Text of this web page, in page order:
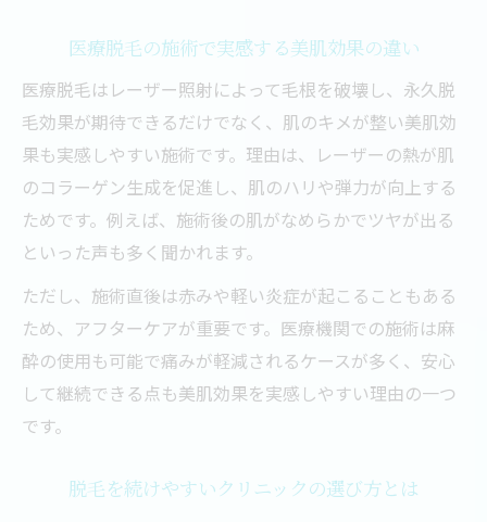
忙しい女性におすすめの脱毛プランとは
医療脱毛の施術で実感する美肌効果の違い
医療脱毛はレーザー照射によって毛根を破壊し、永久脱
毛効果が期待できるだけでなく、肌のキメが整い美肌効
果も実感しやすい施術です。理由は、レーザーの熱が肌
のコラーゲン生成を促進し、肌のハリや弾力が向上する
ためです。例えば、施術後の肌がなめらかでツヤが出る
といった声も多く聞かれます。
ただし、施術直後は赤みや軽い炎症が起こることもある
ため、アフターケアが重要です。医療機関での施術は麻
酔の使用も可能で痛みが軽減されるケースが多く、安心
して継続できる点も美肌効果を実感しやすい理由の一つ
です。
脱毛を続けやすいクリニックの選び方とは